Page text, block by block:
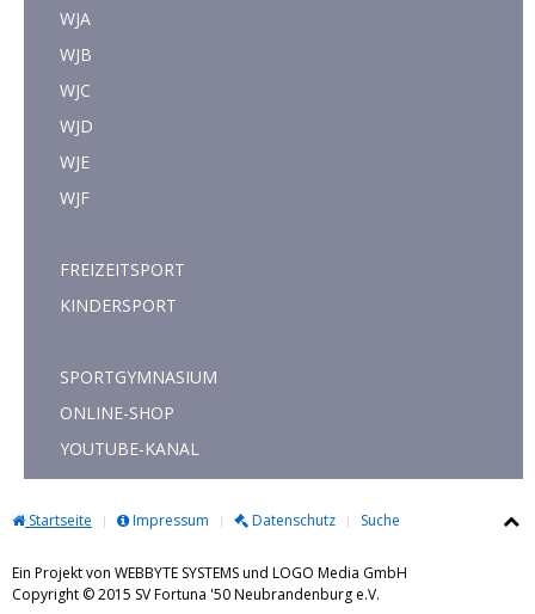
WJA
WJB
WJC
WJD
WJE
WJF
FREIZEITSPORT
KINDERSPORT
SPORTGYMNASIUM
ONLINE-SHOP
YOUTUBE-KANAL
Startseite Impressum Datenschutz Suche
Ein Projekt von WEBBYTE SYSTEMS und LOGO Media GmbH
Copyright © 2015 SV Fortuna '50 Neubrandenburg e.V.